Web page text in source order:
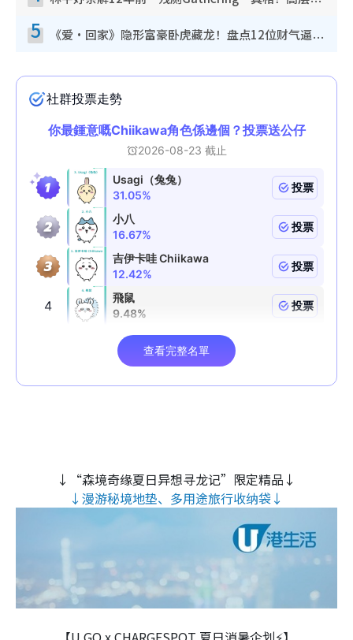
5 《爱·回家》隐形富豪卧虎藏龙！盘点12位财气逼人的有钱艺人：这位美女3亿身家不愁做
↓“森境奇缘夏日异想寻龙记”限定精品↓
↓漫游秘境地垫、多用途旅行收纳袋↓